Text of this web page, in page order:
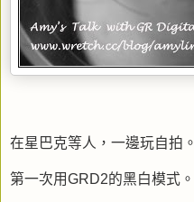
在星巴克等人，一邊玩自拍。
第一次用GRD2的黑白模式。